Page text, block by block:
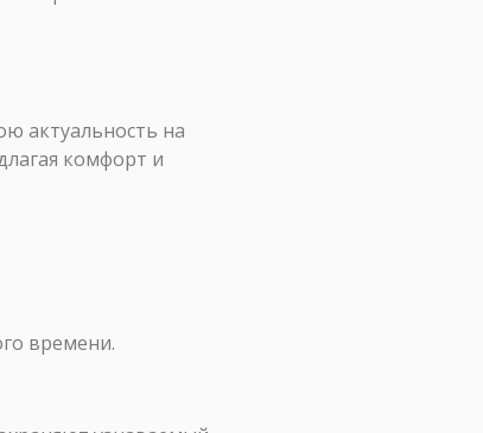
актуальность на
комфорт и
времени.